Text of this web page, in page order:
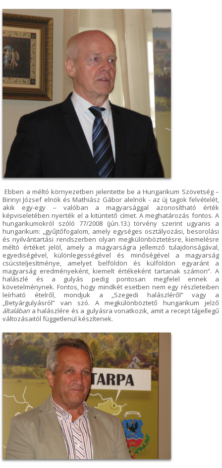
Ebben a méltó környezetben jelentette be a Hungarikum Szövetség –
Birinyi József elnök és Mathiász Gábor alelnök - az új tagok felvételét,
akik egy-egy – valóban a magyarsággal azonosítható érték
képviseletében nyerték el a kitüntető címet. A meghatározás fontos. A
hungarikumokról szóló 77/2008 (jún.13.) törvény szerint ugyanis a
hungarikum: „gyűjtőfogalom, amely egységes osztályozási, besorolási
és nyilvántartási rendszerben olyan megkülönböztetésre, kiemelésre
méltó értéket jelöl, amely a magyarságra jellemző tulajdonságával,
egyediségével, különlegességével és minőségével a magyarság
csúcsteljesítménye, amelyet belföldön és külföldön egyaránt a
magyarság eredményeként, kiemelt értékeként tartanak számon”. A
halászlé és a gulyás pedig pontosan megfelel ennek a
követelménynek. Fontos, hogy mindkét esetben nem egy részleteiben
leírható ételről, mondjuk a „Szegedi halászléről” vagy a
„Betyárgulyásról” van szó. A megkülönböztető hungarikum jelző
általában a halászlére és a gulyásra vonatkozik, amit a recept tájjellegű
változásaitól függetlenül készítenek.